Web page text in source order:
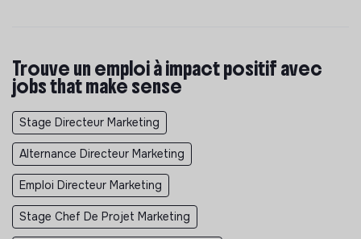
Trouve un emploi à impact positif avec
jobs that make sense
Stage Directeur Marketing
Alternance Directeur Marketing
Emploi Directeur Marketing
Stage Chef De Projet Marketing